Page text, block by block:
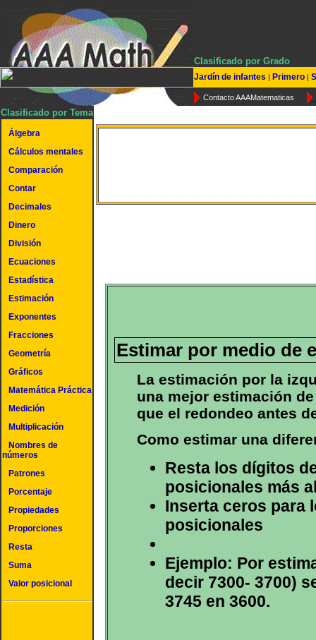
Clasificado por Grado
Jardín de infantes | Primero |
Contacto AAAMatematicas
Clasificado por Tema
Álgebra
Cálculos mentales
Comparación
Contar
Decimales
Dinero
División
Ecuaciones
Estadística
Estimación
Exponentes
Fracciones
Geometría
Gráficos
Matemática Práctica
Medición
Multiplicación
Nombres de
números
Patrones
Porcentaje
Propiedades
Proporciones
Resta
Suma
Valor posicional
Estimar por medio de
La estimación por la
una mejor estimación
que el redondeo antes
Como estimar una
Resta los dígitos
posicionales más
Inserta ceros para
posicionales
Ejemplo: Por
decir 7300- 3700)
3745 en 3600.